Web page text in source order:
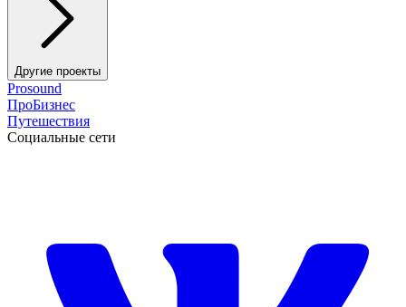
Другие проекты
Prosound
ПроБизнес
Путешествия
Социальные сети